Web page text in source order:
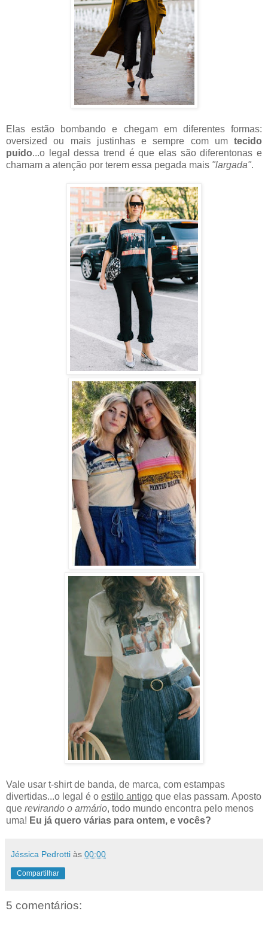
Elas estão bombando e chegam em diferentes formas:
oversized ou mais justinhas e sempre com um tecido
puido...o legal dessa trend é que elas são diferentonas e
chamam a atenção por terem essa pegada mais "largada".
Vale usar t-shirt de banda, de marca, com estampas
divertidas...o legal é o estilo antigo que elas passam. Aposto
que revirando o armário, todo mundo encontra pelo menos
uma! Eu já quero várias para ontem, e vocês?
Jéssica Pedrotti às 00:00
Compartilhar
5 comentários: